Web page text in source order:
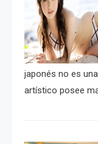
japonés no es
artístico posee